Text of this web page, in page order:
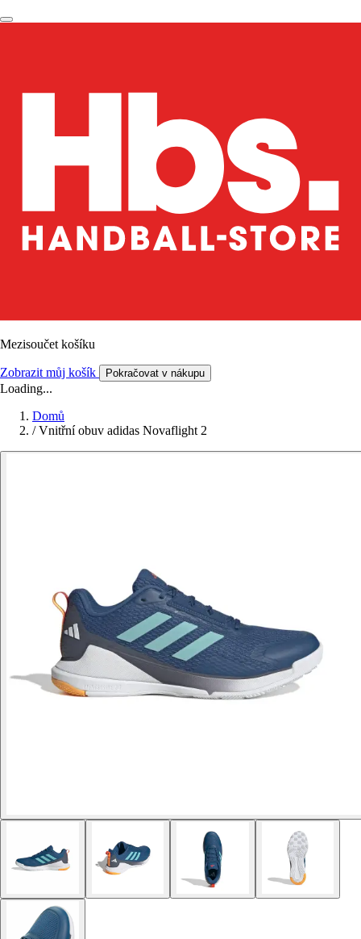
Mezisoučet košíku
Zobrazit můj košík Pokračovat v nákupu
Loading...
Domů
/ Vnitřní obuv adidas Novaflight 2